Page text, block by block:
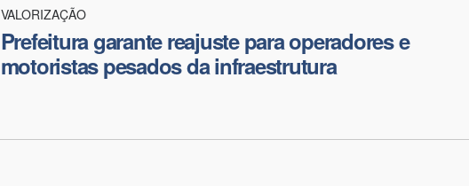
VALORIZAÇÃO
Prefeitura garante reajuste para operadores e
motoristas pesados da infraestrutura